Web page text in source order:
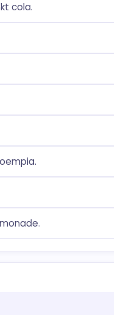
cola.